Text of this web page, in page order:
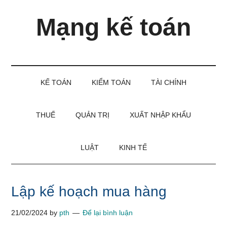
Mạng kế toán
KẾ TOÁN KIỂM TOÁN TÀI CHÍNH
THUẾ QUẢN TRỊ XUẤT NHẬP KHẨU
LUẬT KINH TẾ
Lập kế hoạch mua hàng
21/02/2024 by pth Để lại bình luận